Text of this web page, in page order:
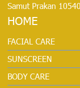
Samut Prakan
HOME
FACIAL CARE
SUNSCREEN
BODY CARE